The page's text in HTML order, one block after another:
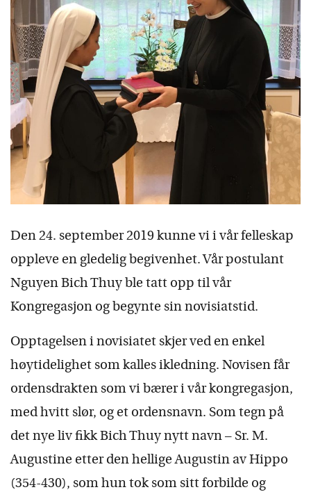
Den 24. september 2019 kunne vi i vår felleskap
oppleve en gledelig begivenhet. Vår postulant
Nguyen Bich Thuy ble tatt opp til vår
Kongregasjon og begynte sin novisiatstid.
Opptagelsen i novisiatet skjer ved en enkel
høytidelighet som kalles ikledning. Novisen får
ordensdrakten som vi bærer i vår kongregasjon,
med hvitt slør, og et ordensnavn. Som tegn på
det nye liv fikk Bich Thuy nytt navn – Sr. M.
Augustine etter den hellige Augustin av Hippo
(354-430), som hun tok som sitt forbilde og